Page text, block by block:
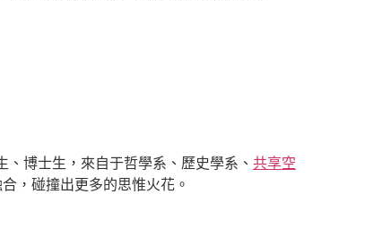
博士生，來自于哲學系、歷史學系、 共享空
，碰撞出更多的思惟火花。